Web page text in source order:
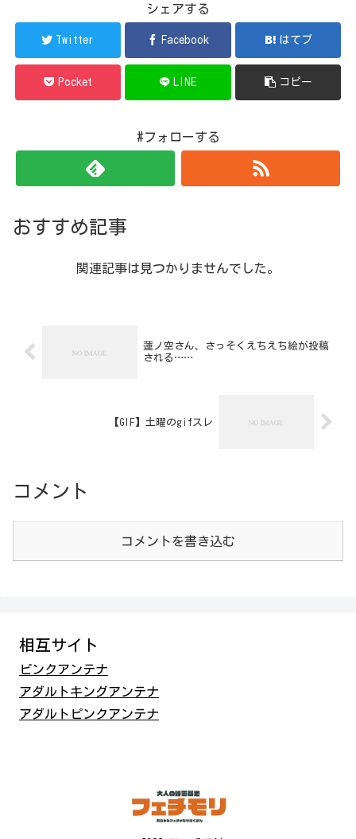
シェアする
Twitter Facebook はてブ
Pocket LINE コピー
#フォローする
おすすめ記事
関連記事は見つかりませんでした。
蓮ノ空さん、さっそくえちえち絵が投稿
される……
【GIF】土曜のgifスレ
コメント
コメントを書き込む
相互サイト
ピンクアンテナ
アダルトキングアンテナ
アダルトピンクアンテナ